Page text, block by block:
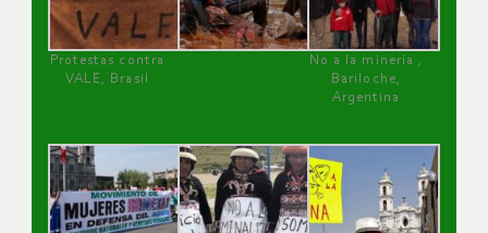
Protestas contra
VALE, Brasil
No a la minería ,
Bariloche,
Argentina